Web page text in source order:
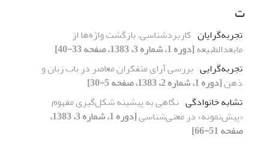
ت
تجربه‌گرایان کاربردشناسی، بازگشت واژه‌ها از
مابعدالطبیعه[دوره 1، شماره 3، 1383، صفحه 33-40]
تجربه‌گرایی بررسی آرای متفکران معاصر در باب زبان و
ذهن[دوره 1، شماره 2، 1383، صفحه 5-30]
تشابه خانوادگی نگاهی به پیشینه شکل‌گیری مفهوم
«پیش‌نمونه» در معنی‌شناسی
[دوره 1، شماره 3، 1383،
صفحه 51-66]